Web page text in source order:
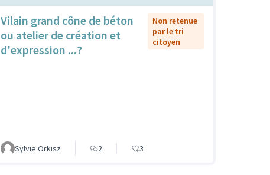
Vilain grand cône de béton
ou atelier de création et
d'expression ...?
Non retenue
par le tri
citoyen
Sylvie Orkisz 2 3